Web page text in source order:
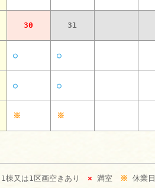
30 31
○ ○
○ ○
※ ※
1棟又は1区画空きあり × 満室 ※ 休業日